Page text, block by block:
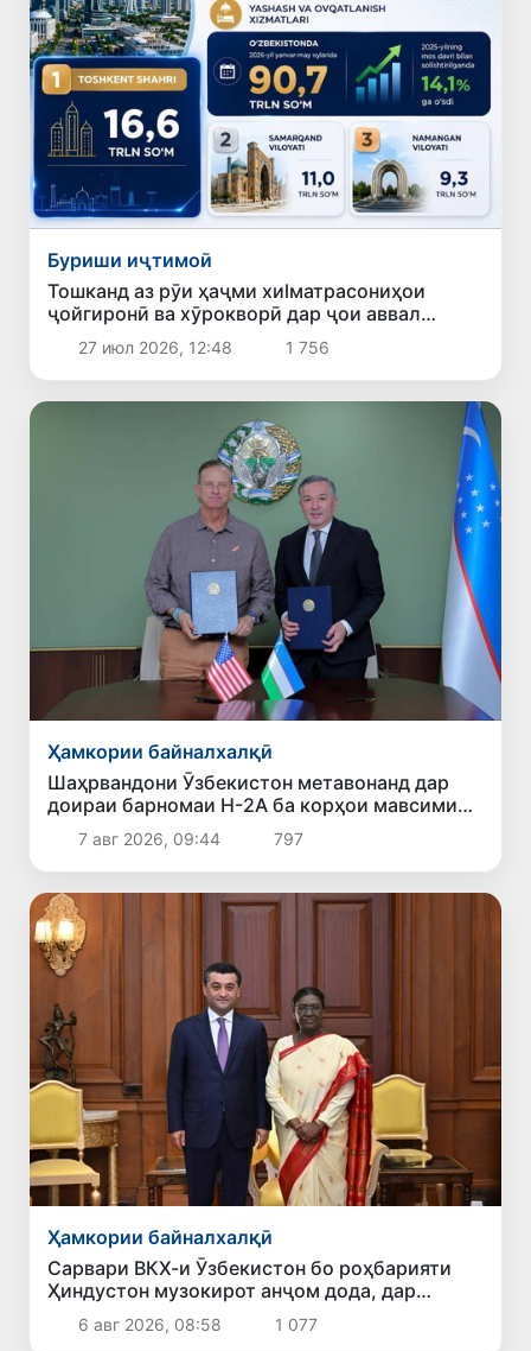
Буриши иҷтимоӣ
Тошканд аз рӯи ҳаҷми хиlматрасониҳои
ҷойгиронӣ ва хӯрокворӣ дар ҷои аввал
қарор гирифт
27 июл 2026, 12:48 1 756
Ҳамкории байналхалқӣ
Шаҳрвандони Ӯзбекистон метавонанд дар
доираи барномаи H-2A ба корҳои мавсимии
кишоварзӣ дар ИМА сафарбар шаванд
7 авг 2026, 09:44 797
Ҳамкории байналхалқӣ
Сарвари ВКХ-и Ӯзбекистон бо роҳбарияти
Ҳиндустон музокирот анҷом дода, дар
Форуми соҳибкории Ӯзбекистону Ҳиндустон
иштирок кард
6 авг 2026, 08:58 1 077